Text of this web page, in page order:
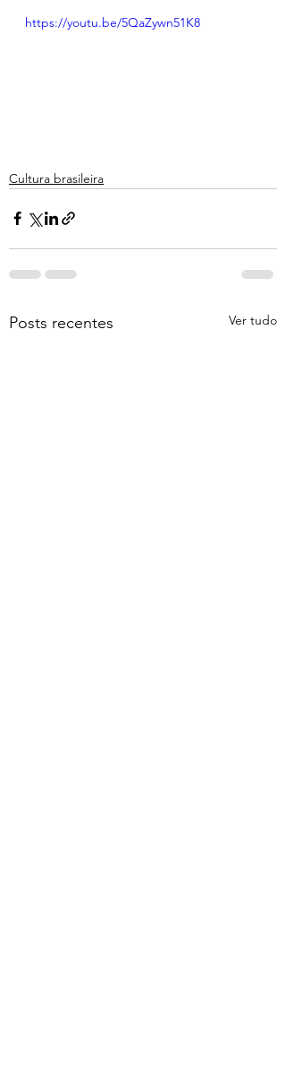
https://youtu.be/5QaZywn51K8
Cultura brasileira
Posts recentes Ver tudo